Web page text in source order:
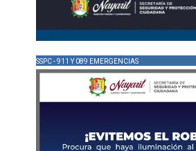
SSPC - 911 Y 089 EMERGENCIAS